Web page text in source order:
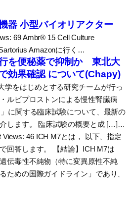
器 小型バイオリアクター
69 Ambr® 15 Cell Culture
Amazonに行く…
を便秘薬で抑制か 東北大
効果確認 について(Chapy)
学をはじめとする研究チームが行っ
ルビプロストンによる慢性腎臓病
」に関する臨床試験について、最新の
します。 臨床試験の概要と成 […]…
Views: 46 ICH M7とは， 以下、指定
回答します。 【結論】ICH M7は
伝毒性不純物（特に変異原性不純
ための国際ガイドライン」であり、